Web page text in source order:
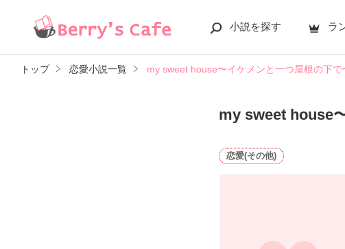
小説を探す ラ
トップ 恋愛小説一覧 my sweet house〜イケメンと一つ屋根の下で
my sweet house
恋愛(その他)